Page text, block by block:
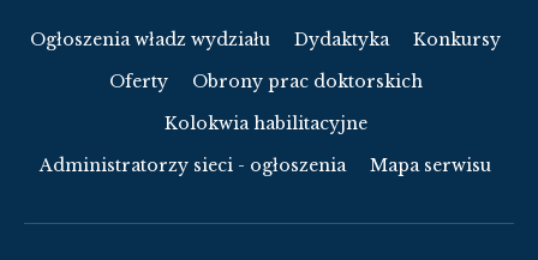
Ogłoszenia władz wydziału Dydaktyka
Konkursy
Oferty
Obrony prac doktorskich
Kolokwia habilitacyjne
Administratorzy sieci - ogłoszenia
Mapa serwisu